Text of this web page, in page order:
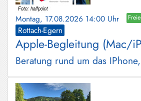
Montag, 17.08.2026 14:00 Uhr
Rottach-Egern
Apple-Begleitung (Mac/
Beratung rund um das